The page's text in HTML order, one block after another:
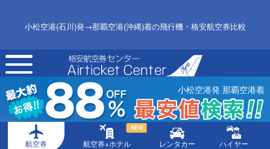
小松空港(石川)発→那覇空港(沖縄)着の飛行機・格安航空券比較
toggle
navigation
小松空港発 那覇空港着
航空券 航空券+ホテル
NEW
レンタカー ハイヤー